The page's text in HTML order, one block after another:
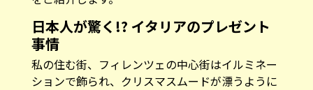
日本人が驚く!? イタリアのプレゼント
事情
私の住む街、フィレンツェの中心街はイルミネー
ションで飾られ、クリスマスムードが漂うように